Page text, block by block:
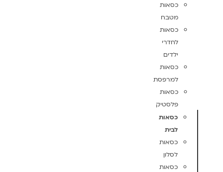
כסאות
מטבח
כסאות
לחדרי
ילדים
כסאות
למרפסת
כסאות
פלסטיק
כסאות
לבית
כסאות
לסלון
כסאות